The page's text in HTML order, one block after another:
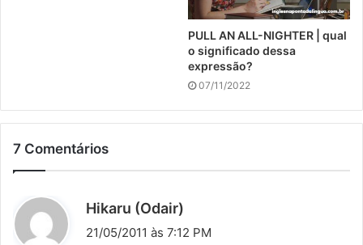
PULL AN ALL-NIGHTER | qual
o significado dessa
expressão?
07/11/2022
7 Comentários
Hikaru (Odair)
i
21/05/2011 às 7:12 PM